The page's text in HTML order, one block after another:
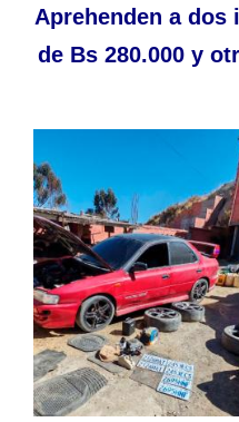
Aprehenden a
de Bs 280.000 y